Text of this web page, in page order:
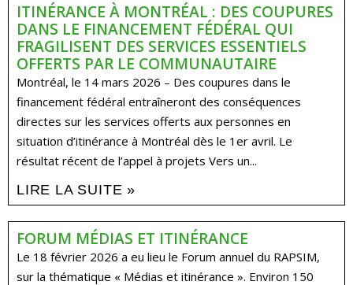
ITINÉRANCE À MONTRÉAL : DES COUPURES
DANS LE FINANCEMENT FÉDÉRAL QUI
FRAGILISENT DES SERVICES ESSENTIELS
OFFERTS PAR LE COMMUNAUTAIRE
Montréal, le 14 mars 2026 – Des coupures dans le
financement fédéral entraîneront des conséquences
directes sur les services offerts aux personnes en
situation d’itinérance à Montréal dès le 1er avril. Le
résultat récent de l’appel à projets Vers un...
LIRE LA SUITE »
FORUM MÉDIAS ET ITINÉRANCE
Le 18 février 2026 a eu lieu le Forum annuel du RAPSIM,
sur la thématique « Médias et itinérance ». Environ 150